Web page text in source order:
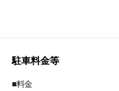
駐車料金等
■料金